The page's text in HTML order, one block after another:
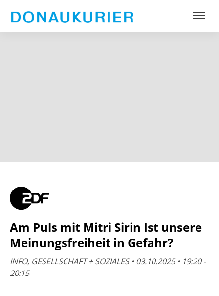
Am Puls mit Mitri Sirin Ist unsere
Meinungsfreiheit in Gefahr?
INFO, GESELLSCHAFT + SOZIALES • 03.10.2025 • 19:20 -
20:15